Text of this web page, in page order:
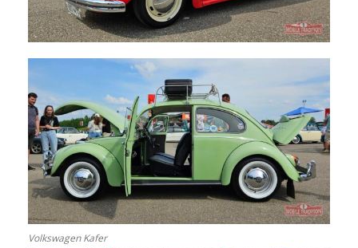
Volkswagen Kafer